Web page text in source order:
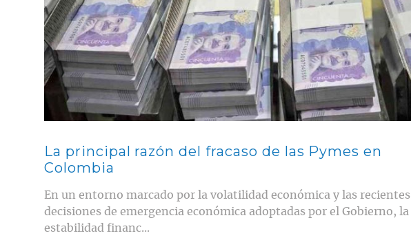
La principal razón del fracaso de las Pymes en
Colombia
En un entorno marcado por la volatilidad económica y las recientes
decisiones de emergencia económica adoptadas por el Gobierno, la
estabilidad financ...